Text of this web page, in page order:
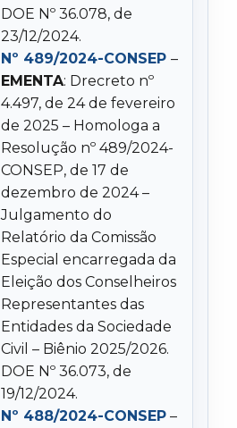
DOE Nº 36.078, de
23/12/2024.
Nº 489/2024-CONSEP–
EMENTA: Drecreto nº
4.497, de 24 de fevereiro
de 2025 – Homologa a
Resolução nº 489/2024-
CONSEP, de 17 de
dezembro de 2024 –
Julgamento do
Relatório da Comissão
Especial encarregada da
Eleição dos Conselheiros
Representantes das
Entidades da Sociedade
Civil – Biênio 2025/2026.
DOE Nº 36.073, de
19/12/2024.
Nº 488/2024-CONSEP –